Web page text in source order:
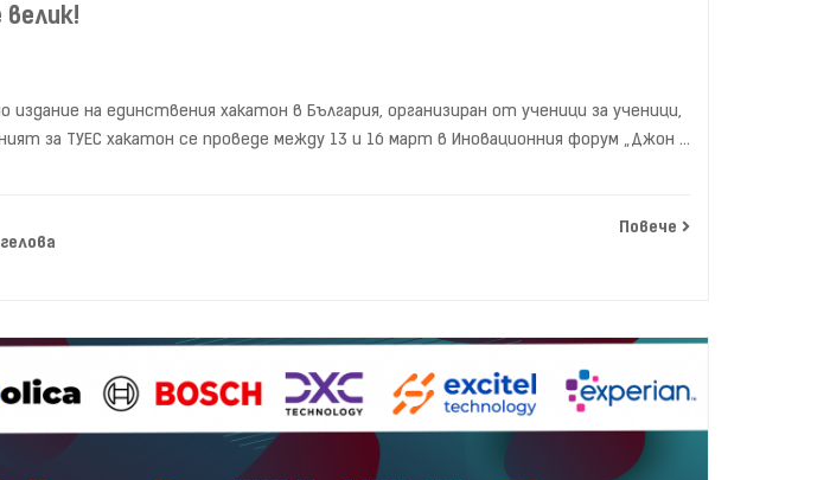
велик!
на единствения хакатон в България, организиран от ученици за ученици,
за ТУЕС хакатон се проведе между 13 и 16 март в Иновационния форум „Джон …
Повече